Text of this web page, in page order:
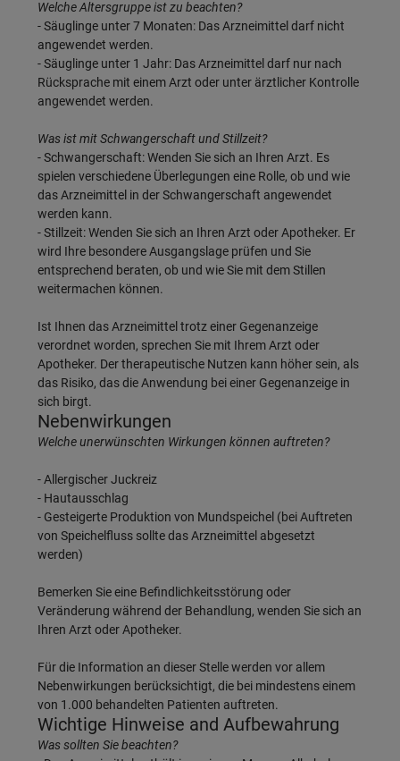
Welche Altersgruppe ist zu beachten?
- Säuglinge unter 7 Monaten: Das Arzneimittel darf nicht
angewendet werden.
- Säuglinge unter 1 Jahr: Das Arzneimittel darf nur nach
Rücksprache mit einem Arzt oder unter ärztlicher Kontrolle
angewendet werden.
Was ist mit Schwangerschaft und Stillzeit?
- Schwangerschaft: Wenden Sie sich an Ihren Arzt. Es
spielen verschiedene Überlegungen eine Rolle, ob und wie
das Arzneimittel in der Schwangerschaft angewendet
werden kann.
- Stillzeit: Wenden Sie sich an Ihren Arzt oder Apotheker. Er
wird Ihre besondere Ausgangslage prüfen und Sie
entsprechend beraten, ob und wie Sie mit dem Stillen
weitermachen können.
Ist Ihnen das Arzneimittel trotz einer Gegenanzeige
verordnet worden, sprechen Sie mit Ihrem Arzt oder
Apotheker. Der therapeutische Nutzen kann höher sein, als
das Risiko, das die Anwendung bei einer Gegenanzeige in
sich birgt.
Nebenwirkungen
Welche unerwünschten Wirkungen können auftreten?
- Allergischer Juckreiz
- Hautausschlag
- Gesteigerte Produktion von Mundspeichel (bei Auftreten
von Speichelfluss sollte das Arzneimittel abgesetzt
werden)
Bemerken Sie eine Befindlichkeitsstörung oder
Veränderung während der Behandlung, wenden Sie sich an
Ihren Arzt oder Apotheker.
Für die Information an dieser Stelle werden vor allem
Nebenwirkungen berücksichtigt, die bei mindestens einem
von 1.000 behandelten Patienten auftreten.
Wichtige Hinweise and Aufbewahrung
Was sollten Sie beachten?